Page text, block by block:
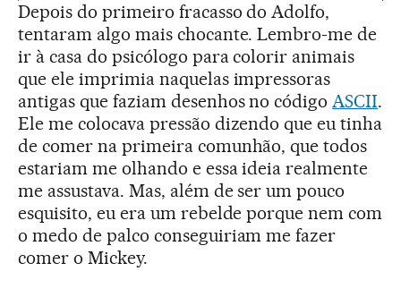
Depois do primeiro fracasso do Adolfo,
tentaram algo mais chocante. Lembro-me de
ir à casa do psicólogo para colorir animais
que ele imprimia naquelas impressoras
antigas que faziam desenhos no códigoASCII.
Ele me colocava pressão dizendo que eu tinha
de comer na primeira comunhão, que todos
estariam me olhando e essa ideia realmente
me assustava. Mas, além de ser um pouco
esquisito, eu era um rebelde porque nem com
o medo de palco conseguiriam me fazer
comer o Mickey.